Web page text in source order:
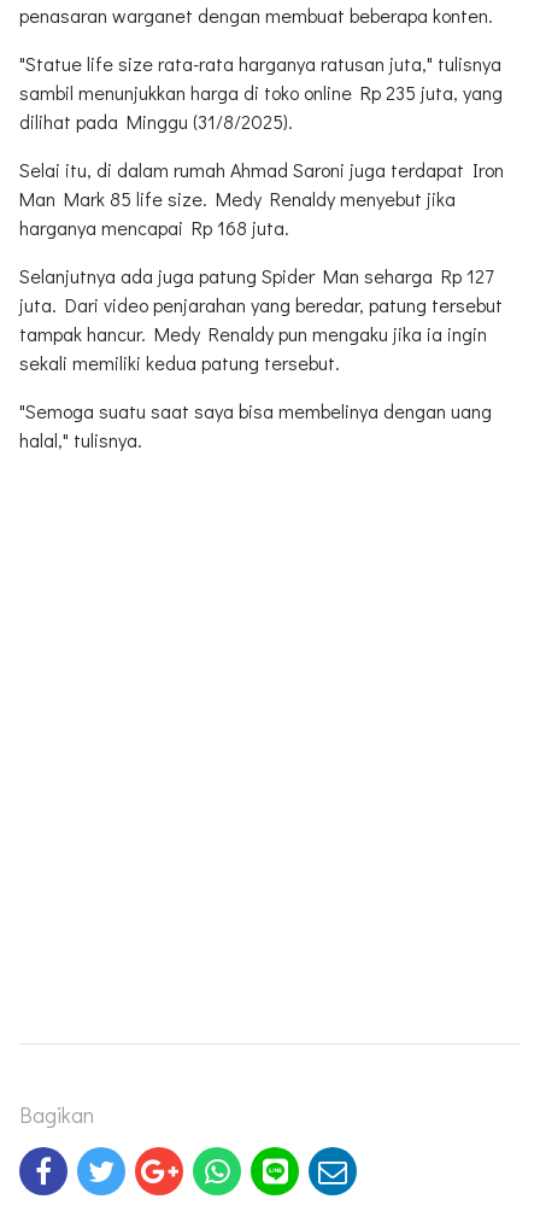
penasaran warganet dengan membuat beberapa konten.
"Statue life size rata-rata harganya ratusan juta," tulisnya
sambil menunjukkan harga di toko online Rp 235 juta, yang
dilihat pada Minggu (31/8/2025).
Selai itu, di dalam rumah Ahmad Saroni juga terdapat Iron
Man Mark 85 life size. Medy Renaldy menyebut jika
harganya mencapai Rp 168 juta.
Selanjutnya ada juga patung Spider Man seharga Rp 127
juta. Dari video penjarahan yang beredar, patung tersebut
tampak hancur. Medy Renaldy pun mengaku jika ia ingin
sekali memiliki kedua patung tersebut.
"Semoga suatu saat saya bisa membelinya dengan uang
halal," tulisnya.
Bagikan